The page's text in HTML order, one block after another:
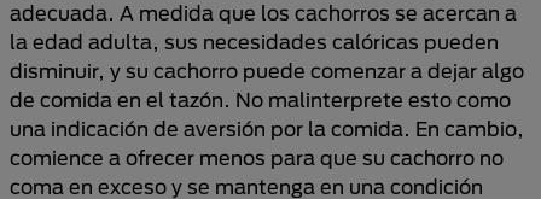
adecuada. A medida que los cachorros se acercan a
la edad adulta, sus necesidades calóricas pueden
disminuir, y su cachorro puede comenzar a dejar algo
de comida en el tazón. No malinterprete esto como
una indicación de aversión por la comida. En cambio,
comience a ofrecer menos para que su cachorro no
coma en exceso y se mantenga en una condición